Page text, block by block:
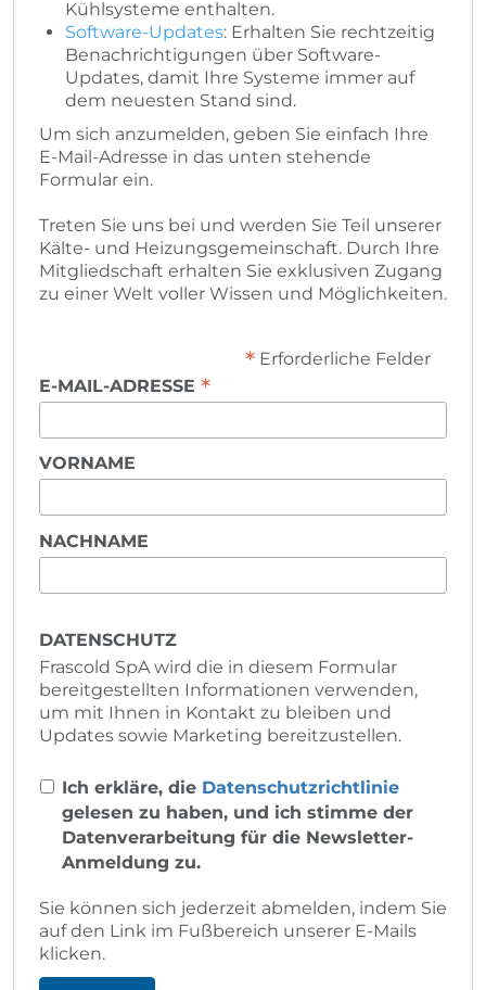
Kühlsysteme enthalten.
Software-Updates: Erhalten Sie rechtzeitig
Benachrichtigungen über Software-
Updates, damit Ihre Systeme immer auf
dem neuesten Stand sind.
Um sich anzumelden, geben Sie einfach Ihre
E-Mail-Adresse in das unten stehende
Formular ein.
Treten Sie uns bei und werden Sie Teil unserer
Kälte- und Heizungsgemeinschaft. Durch Ihre
Mitgliedschaft erhalten Sie exklusiven Zugang
zu einer Welt voller Wissen und Möglichkeiten.
*Erforderliche Felder
E-MAIL-ADRESSE *
VORNAME
NACHNAME
DATENSCHUTZ
Frascold SpA wird die in diesem Formular
bereitgestellten Informationen verwenden,
um mit Ihnen in Kontakt zu bleiben und
Updates sowie Marketing bereitzustellen.
Ich erkläre, die Datenschutzrichtlinie
gelesen zu haben, und ich stimme der
Datenverarbeitung für die Newsletter-
Anmeldung zu.
Sie können sich jederzeit abmelden, indem Sie
auf den Link im Fußbereich unserer E-Mails
klicken.